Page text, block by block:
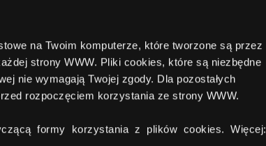
na Twoim komputerze, które tworzone są przez
strony WWW. Pliki cookies, które są niezbędne
nie wymagają Twojej zgody. Dla pozostałych
rozpoczęciem korzystania ze strony WWW.
formy korzystania z plików cookies. Więcej:
Comperia.pl S.A.
ul. Konstruktorska 13(wejście C)
tel./fax:+48 22 642 91 19